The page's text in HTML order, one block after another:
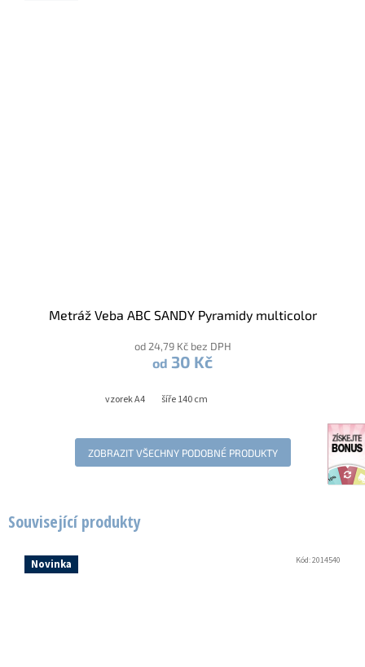
Související produkty
Novinka Kód:2014540
Metráž Veba ABC SANDY Pyramidy multicolor
od 24,79 Kč bez DPH
od 30 Kč
vzorek A4 šíře 140 cm
ZOBRAZIT VŠECHNY PODOBNÉ PRODUKTY